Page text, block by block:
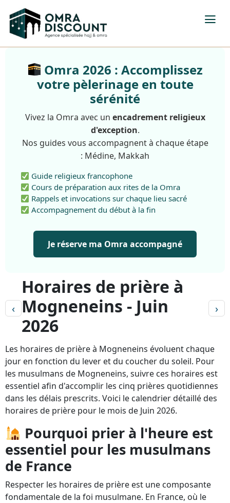
Omra 2026 : Accomplissez
votre pèlerinage en toute
sérénité
Vivez la Omra avec un encadrement religieux
d'exception.
Nos guides vous accompagnent à chaque étape
: Médine, Makkah
Guide religieux francophone
Cours de préparation aux rites de la Omra
Rappels et invocations sur chaque lieu sacré
Accompagnement du début à la fin
Je réserve ma Omra accompagné
‹
Horaires de prière à
Mogneneins - Juin
2026
›
Les horaires de prière à Mogneneins évoluent chaque
jour en fonction du lever et du coucher du soleil. Pour
les musulmans de Mogneneins, suivre ces horaires est
essentiel afin d'accomplir les cinq prières quotidiennes
dans les délais prescrits. Voici le calendrier détaillé des
horaires de prière pour le mois de Juin 2026.
Pourquoi prier à l'heure est
essentiel pour les musulmans
de France
Respecter les horaires de prière est une composante
fondamentale de la foi musulmane. En France, où le